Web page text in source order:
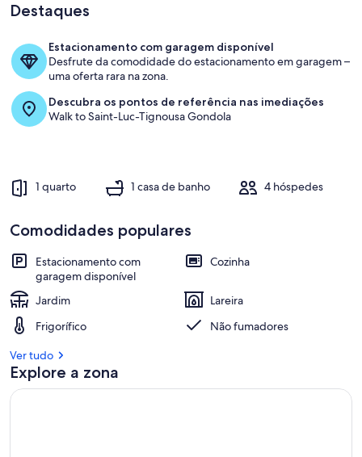
um
chalé,
para
4
pessoas,
acesso
de
Destaques
Estacionamento com garagem disponível
Desfrute da comodidade do estacionamento em garagem –
uma oferta rara na zona.
Descubra os pontos de referência nas imediações
Walk to Saint-Luc-Tignousa Gondola
1 quarto 1 casa de banho 4 hóspedes
Comodidades populares
Estacionamento com
garagem disponível
Cozinha
Jardim
Lareira
Frigorífico
Não fumadores
Ver tudo
Explore a zona